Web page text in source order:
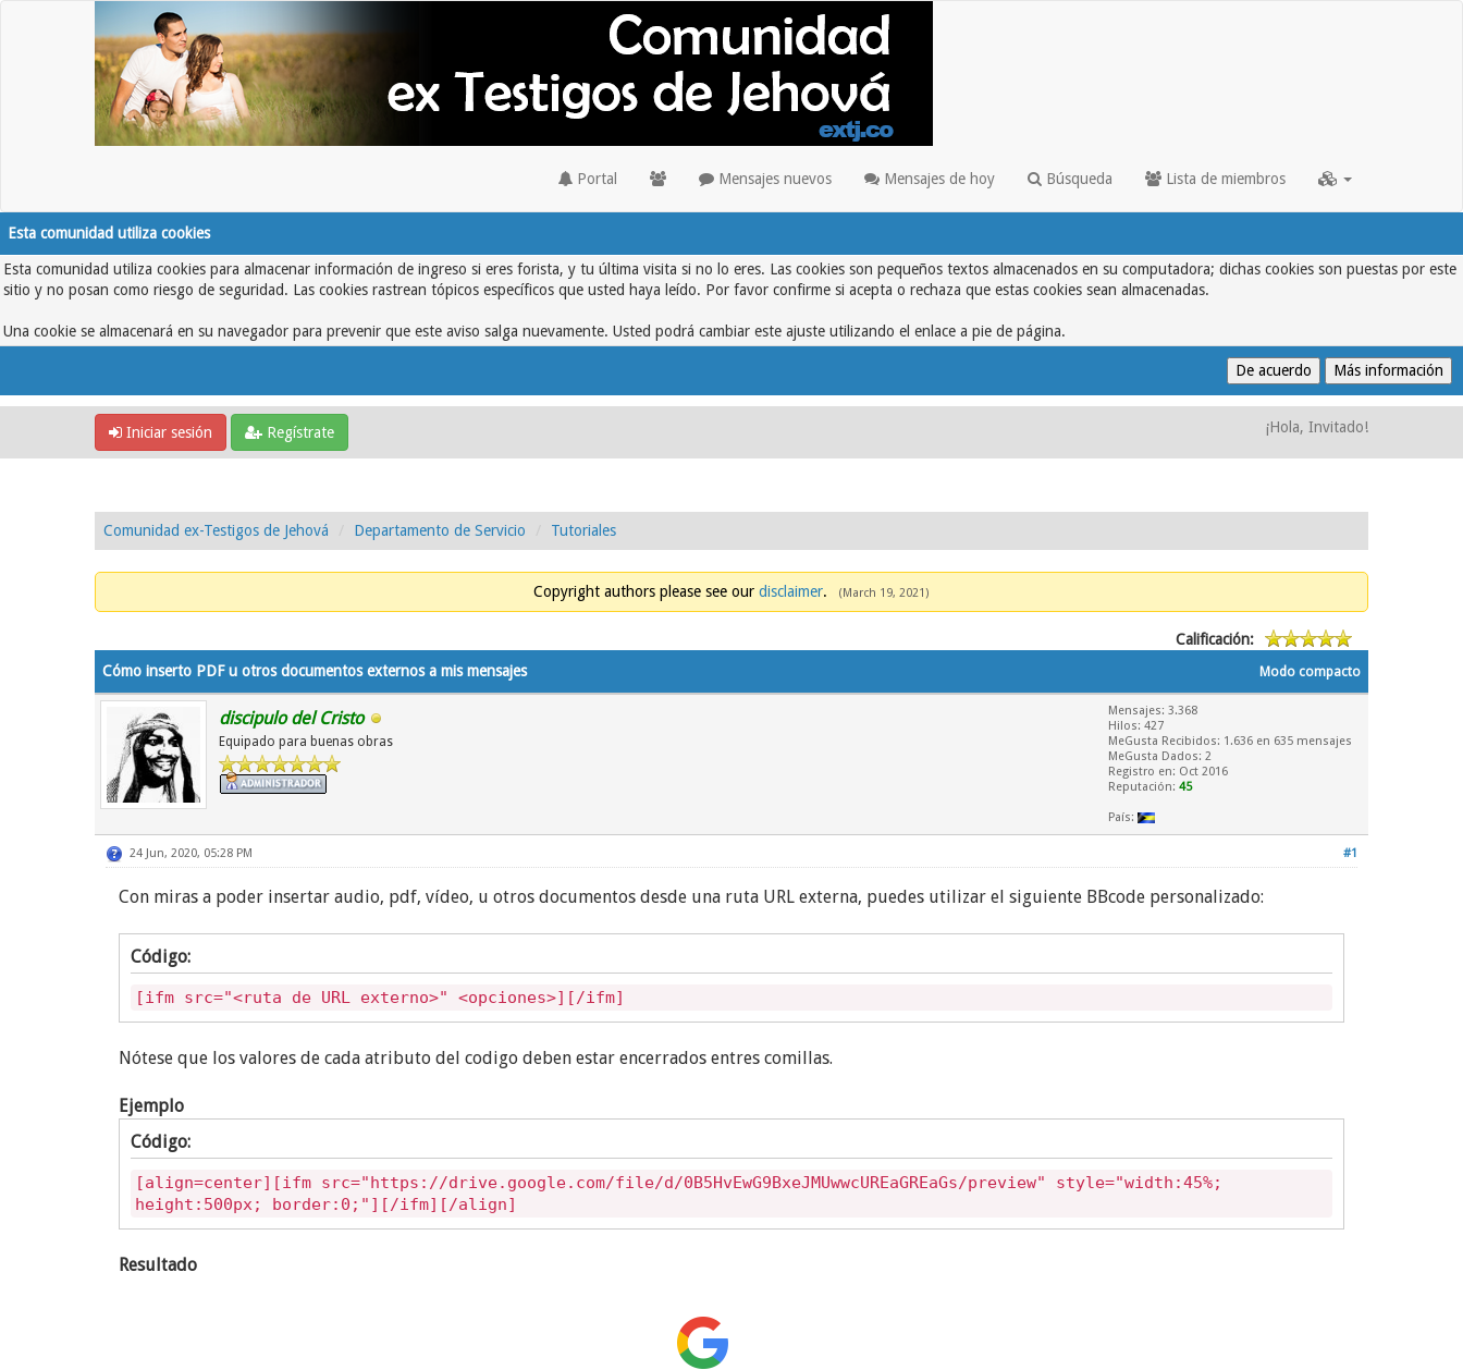
Portal Mensajes nuevos Mensajes de hoy Búsqueda Lista de miembros
Esta comunidad utiliza cookies
Esta comunidad utiliza cookies para almacenar información de ingreso si eres forista, y tu última visita si no lo eres. Las cookies son pequeños textos almacenados en su computadora; dichas cookies son puestas por este
sitio y no posan como riesgo de seguridad. Las cookies rastrean tópicos específicos que usted haya leído. Por favor confirme si acepta o rechaza que estas cookies sean almacenadas.
Una cookie se almacenará en su navegador para prevenir que este aviso salga nuevamente. Usted podrá cambiar este ajuste utilizando el enlace a pie de página.
Iniciar sesión Regístrate ¡Hola, Invitado!
Comunidad ex-Testigos de Jehová Departamento de Servicio Tutoriales
Copyright authors please see our disclaimer. (March 19, 2021)
Calificación:
Modo compacto
Cómo inserto PDF u otros documentos externos a mis mensajes
discipulo del Cristo
Equipado para buenas obras
Mensajes: 3.368
Hilos: 427
MeGusta Recibidos: 1.636 en 635 mensajes
MeGusta Dados: 2
Registro en: Oct 2016
Reputación: 45
País:
#1
24 Jun, 2020, 05:28 PM
Con miras a poder insertar audio, pdf, vídeo, u otros documentos desde una ruta URL externa, puedes utilizar el siguiente BBcode personalizado:
Código:
[ifm src="<ruta de URL externo>" <opciones>][/ifm]
Nótese que los valores de cada atributo del codigo deben estar encerrados entres comillas.
Ejemplo
Código:
[align=center][ifm src="https://drive.google.com/file/d/0B5HvEwG9BxeJMUwwcUREaGREaGs/preview" style="width:45%;
height:500px; border:0;"][/ifm][/align]
Resultado